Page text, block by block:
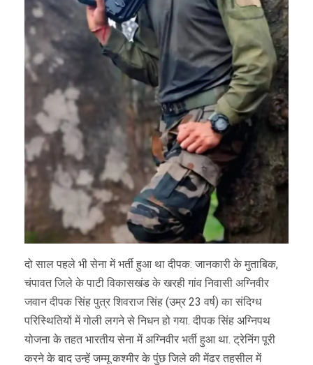
दो साल पहले भी सेना में भर्ती हुआ था दीपक: जानकारी के मुताबिक,
चंपावत जिले के पाटी विकासखंड के खरही गांव निवासी अग्निवीर
जवान दीपक सिंह पुत्र शिवराज सिंह (उम्र 23 वर्ष) का संदिग्ध
परिस्थितियों में गोली लगने से निधन हो गया. दीपक सिंह अग्निपथ
योजना के तहत भारतीय सेना में अग्निवीर भर्ती हुआ था. ट्रेनिंग पूरी
करने के बाद उन्हें जम्मू कश्मीर के पुंछ जिले की मेंढर तहसील में